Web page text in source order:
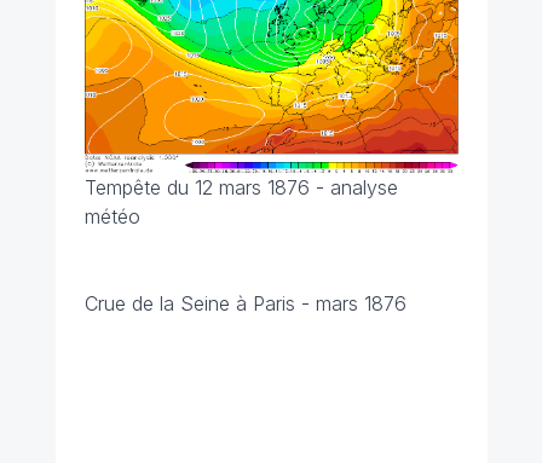
Tempête du 12 mars 1876 - analyse
météo
Crue de la Seine à Paris - mars 1876